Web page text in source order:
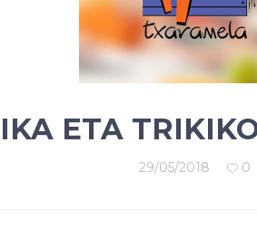
ETA
29/05/2018 0